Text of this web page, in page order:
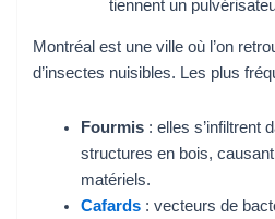
Montréal est une ville où l’on
d’insectes nuisibles. Les plus
Fourmis : elles s’infiltrent
structures en bois,
matériels.
Cafards: vecteurs de